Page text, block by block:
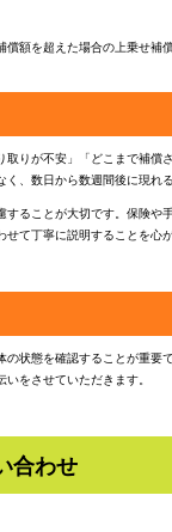
額を超えた場合の上乗せ
りが不安」「どこまで補
、数日から数週間後に現
ることが大切です。保険
て丁寧に説明することを心が
状態を確認することが重
をさせていただきます。
合わせ